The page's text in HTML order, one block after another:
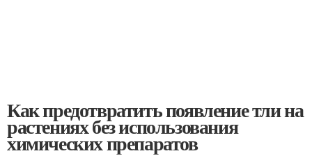
Как предотвратить появление тли на
растениях без использования
химических препаратов